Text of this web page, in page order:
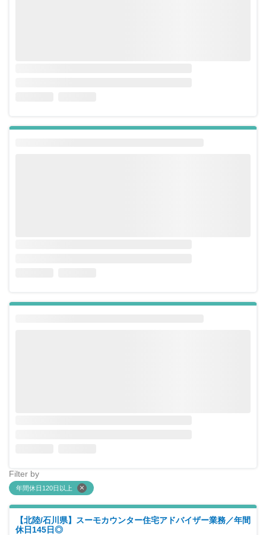
Filter by
年間休日120日以上
【北陸/石川県】スーモカウンター住宅アドバイザー業務／年間
休日145日◎